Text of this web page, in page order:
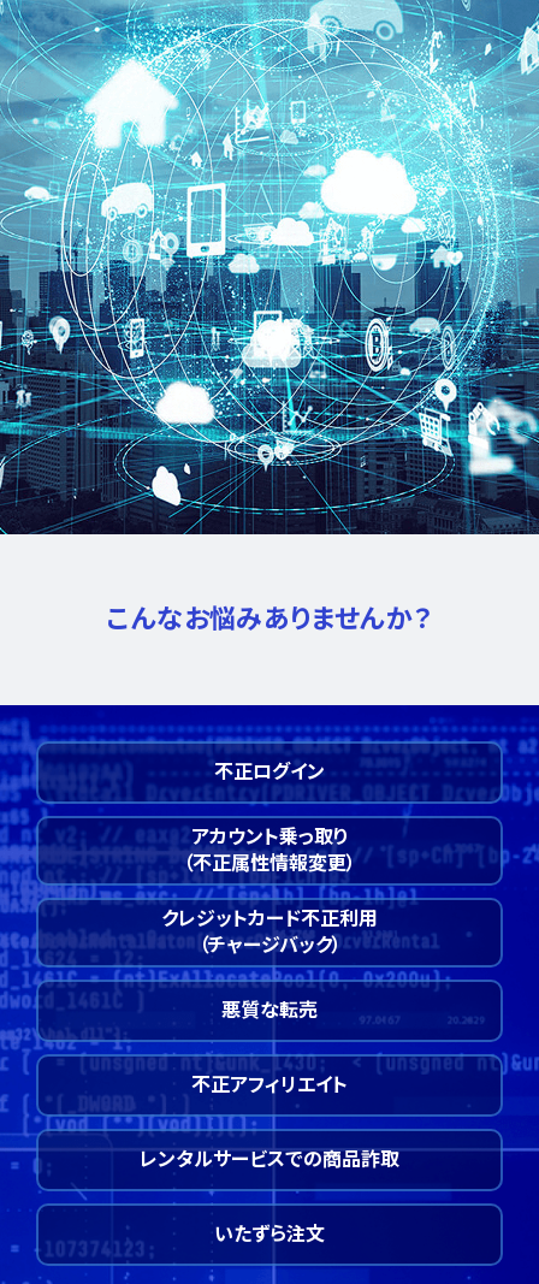
こんなお悩みありませんか？
不正ログイン
アカウント乗っ取り
（不正属性情報変更）
クレジットカード不正利用
（チャージバック）
悪質な転売
不正アフィリエイト
レンタルサービスでの商品詐取
いたずら注文